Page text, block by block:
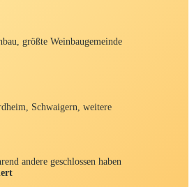
größte Weinbaugemeinde
Schwaigern, weitere
andere geschlossen haben